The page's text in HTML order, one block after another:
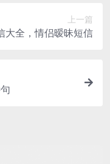
上一篇
大全，情侣暧昧短信